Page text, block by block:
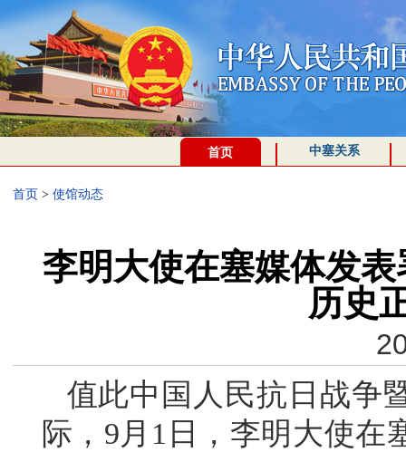
首页 中塞关系
首页 > 使馆动态
李明大使在塞媒体发
历史
值此中国人民抗日战争
际，9月1日，李明大使在